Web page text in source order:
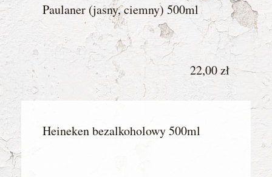
Paulaner (jasny, ciemny) 500ml
22,00 zł
Heineken bezalkoholowy 500ml